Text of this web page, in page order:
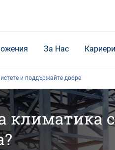
За Нас Кариери
и поддържайте добре
с